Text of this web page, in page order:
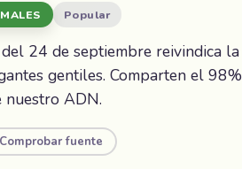
Popular
24 de septiembre reivindica la
gentiles. Comparten el 98%
nuestro ADN.
fuente